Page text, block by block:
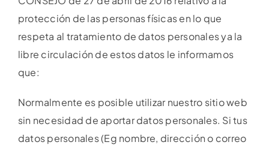
protección de las personas físicas en lo que
respeta al tratamiento de datos personales ya la
libre circulación de estos datos le informamos
que:
Normalmente es posible utilizar nuestro sitio web
sin necesidad de aportar datos personales. Si tus
datos personales (Eg nombre, dirección o correo